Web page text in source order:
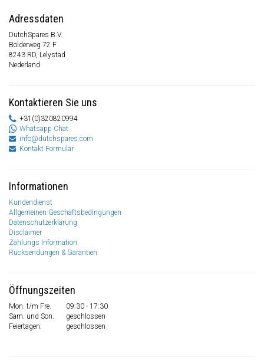
Adressdaten
DutchSpares B.V.
Bolderweg 72 F
8243 RD, Lelystad
Nederland
Kontaktieren Sie uns
+31(0)320820994
Whatsapp Chat
info@dutchspares.com
Kontakt Formular
Informationen
Kundendienst
Allgemeinen Geschäftsbedingungen
Datenschutzerklärung
Disclaimer
Zahlungs Information
Rücksendungen & Garantien
Öffnungszeiten
Mon. t/m Fre.
09:30 - 17:30
Sam. und Son.
geschlossen
Feiertagen:
geschlossen